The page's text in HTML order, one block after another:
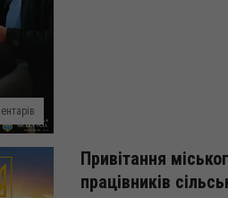
Привітання
працівників